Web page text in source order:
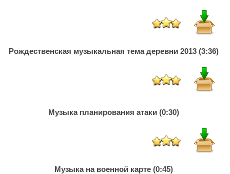
Рождественская музыкальная тема деревни 2013 (3:36)
Музыка планирования атаки (0:30)
Музыка на военной карте (0:45)